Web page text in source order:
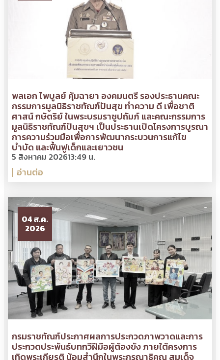
พลเอก ไพบูลย์ คุ้มฉายา องคมนตรี รองประธานคณะ
กรรมการมูลนิธิราชทัณฑ์ปันสุข ทำความ ดี เพื่อชาติ
ศาสน์ กษัตริย์ ในพระบรมราชูปถัมภ์ และคณะกรรมการ
มูลนิธิราชทัณฑ์ปันสุขฯ เป็นประธานเปิดโครงการบูรณา
การความร่วมมือเพื่อการพัฒนากระบวนการแก้ไข
บำบัด และฟื้นฟูเด็กและเยาวชน
5 สิงหาคม 202613:49 น.
อ่านต่อ
04 ส.ค.
2026
กรมราชทัณฑ์ประกาศผลการประกวดภาพวาดและการ
ประกวดประพันธ์บทกวีฝีมือผู้ต้องขัง ภายใต้ครงการ
เทิดพระเกียรติ น้อมสำนึกในพระกรุณาธิคุณ สมเด็จ